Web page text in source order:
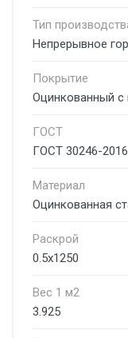
Тип
Непрерывное
Покрытие
Оцинкованный
ГОСТ
ГОСТ 30246-2016
Материал
Оцинкованная
Раскрой
0.5x1250
Вес 1 м2
3.925